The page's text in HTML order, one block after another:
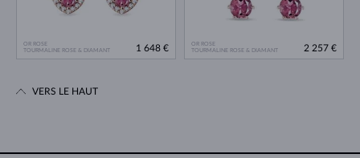
OR ROSE
TOURMALINE ROSE & DIAMANT
1 648 €
OR ROSE
TOURMALINE ROSE & DIAMANT
2 257 €
VERS LE HAUT